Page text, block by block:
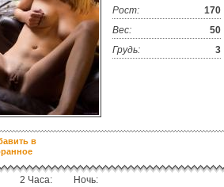
Рост:
170
Вес:
50
Грудь:
3
в
2 Часа: Ночь: